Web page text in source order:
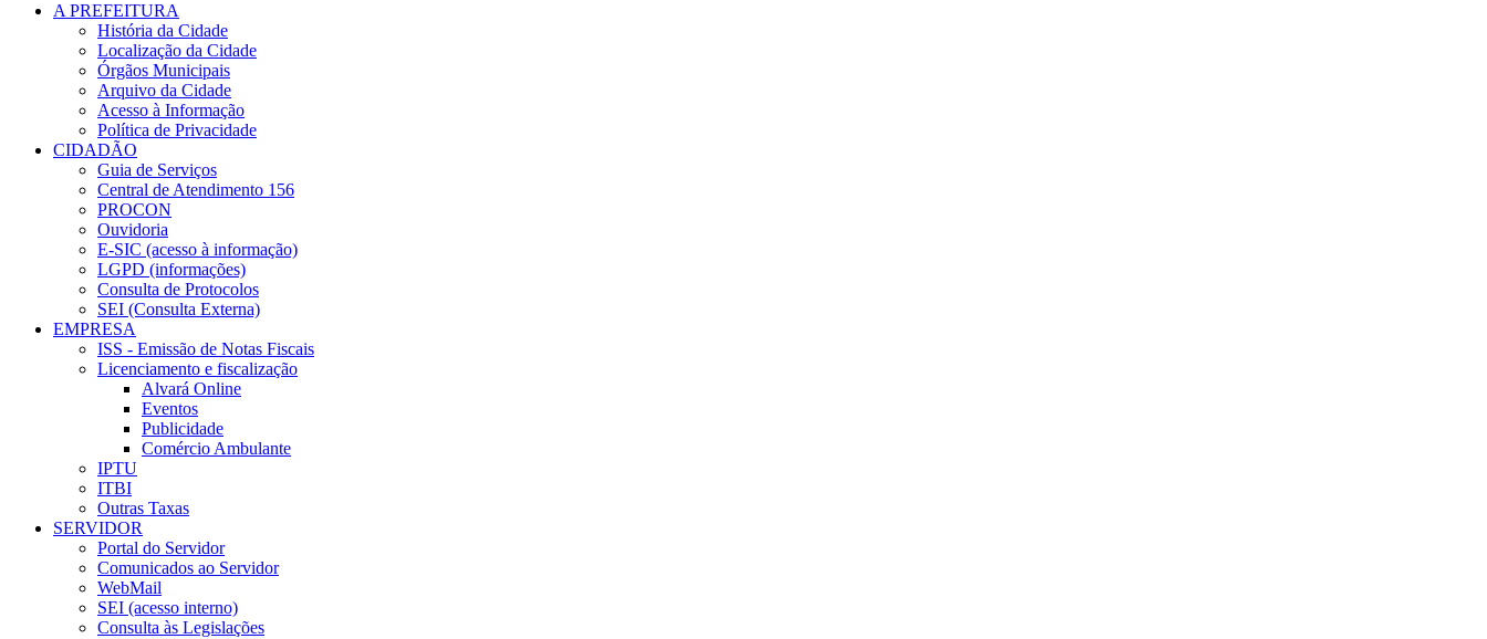
A PREFEITURA
História da Cidade
Localização da Cidade
Órgãos Municipais
Arquivo da Cidade
Acesso à Informação
Política de Privacidade
CIDADÃO
Guia de Serviços
Central de Atendimento 156
PROCON
Ouvidoria
E-SIC (acesso à informação)
LGPD (informações)
Consulta de Protocolos
SEI (Consulta Externa)
EMPRESA
ISS - Emissão de Notas Fiscais
Licenciamento e fiscalização
Alvará Online
Eventos
Publicidade
Comércio Ambulante
IPTU
ITBI
Outras Taxas
SERVIDOR
Portal do Servidor
Comunicados ao Servidor
WebMail
SEI (acesso interno)
Consulta às Legislações